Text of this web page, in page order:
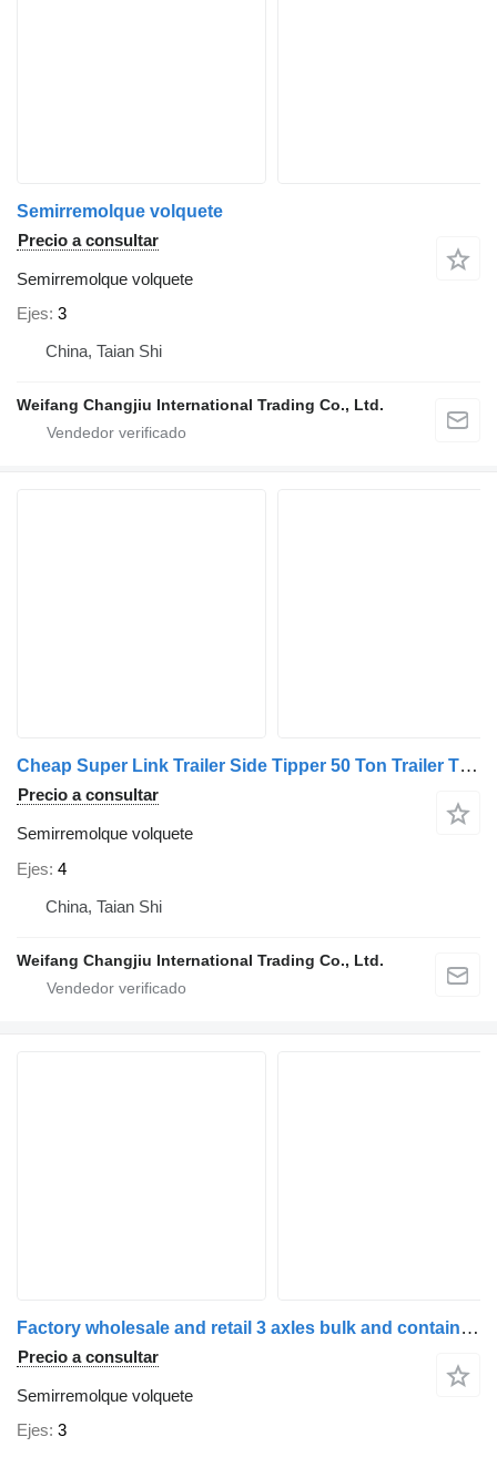
Semirremolque volquete
Precio a consultar
Semirremolque volquete
Ejes 3
China, Taian Shi
Weifang Changjiu International Trading Co., Ltd.
Cheap Super Link Trailer Side Tipper 50 Ton Trailer Tipp
Precio a consultar
Semirremolque volquete
Ejes 4
China, Taian Shi
Weifang Changjiu International Trading Co., Ltd.
Factory wholesale and retail 3 axles bulk and container transpor
Precio a consultar
Semirremolque volquete
Ejes 3